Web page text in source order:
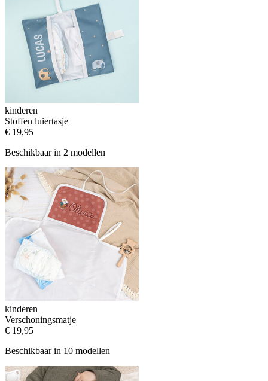
kinderen
Stoffen luiertasje
€ 19,95
Beschikbaar in 2 modellen
kinderen
Verschoningsmatje
€ 19,95
Beschikbaar in 10 modellen